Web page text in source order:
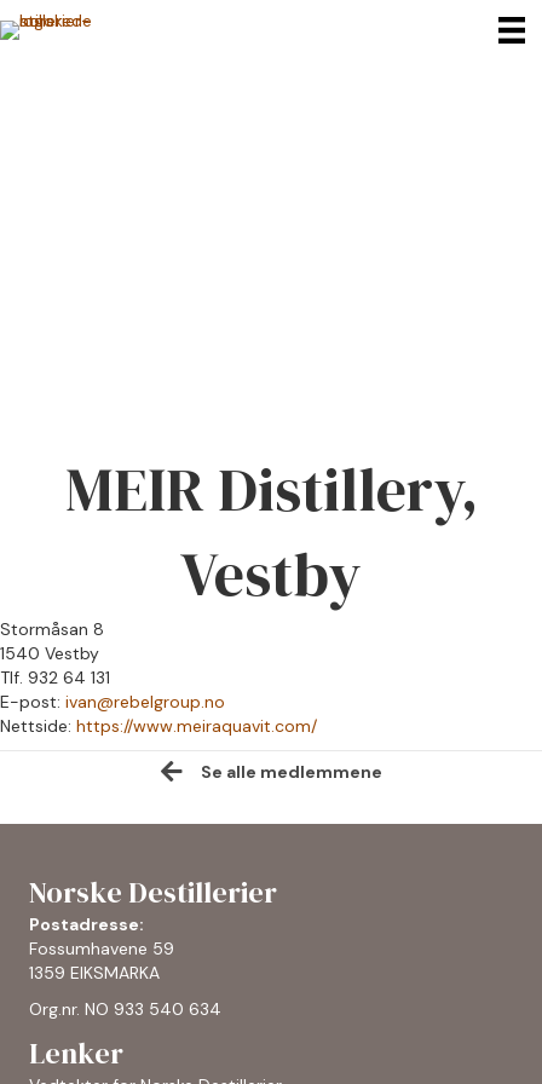
MEIR Distillery,
Vestby
Stormåsan 8
1540 Vestby
Tlf. 932 64 131
E-post: ivan@rebelgroup.no
Nettside: https://www.meiraquavit.com/
Se alle medlemmene
Norske Destillerier
Postadresse:
Fossumhavene 59
1359 EIKSMARKA
Org.nr. NO 933 540 634
Lenker